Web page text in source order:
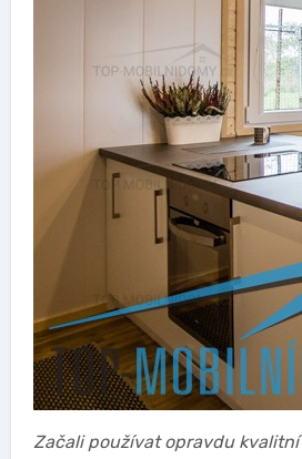
Začali používat opravdu kvalitní